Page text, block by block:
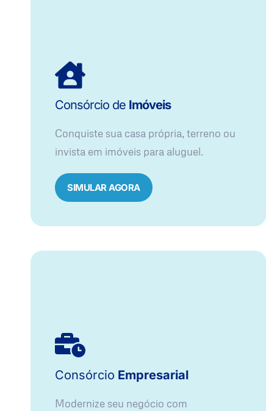
Consórcio de Imóveis
Conquiste sua casa própria, terreno ou
invista em imóveis para aluguel.
SIMULAR AGORA​
Consórcio Empresarial
Modernize seu negócio com